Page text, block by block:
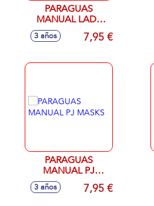
PARAGUAS
MANUAL LADY
BUG
3 años 7,95 €
PARAGUAS
MANUAL PJ
MASKS
3 años 7,95 €